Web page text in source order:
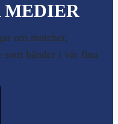
MEDIER
om matcher,
som händer i vår fina